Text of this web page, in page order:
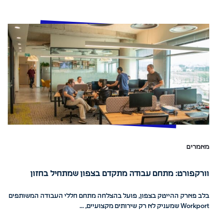
מאמרים
וורקפורט: מתחם עבודה מתקדם בצפון שמתחיל בחזון
בלב פארק ההייטק בצפון, פועל בהצלחה מתחם חללי העבודה המשותפים
Workport שמעניק לא רק שירותים מקצועיים, ...